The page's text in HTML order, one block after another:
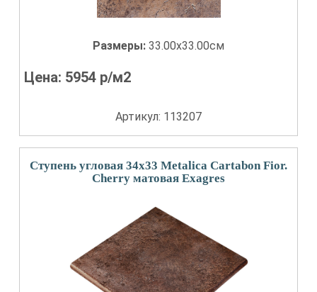
Размеры: 33.00x33.00см
Цена: 5954 р/м2
Артикул: 113207
Ступень угловая 34x33 Metalica Cartabon Fior.
Cherry матовая Exagres